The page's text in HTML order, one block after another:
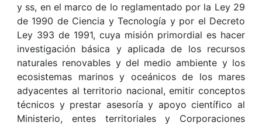
y ss, en el marco de lo reglamentado por la Ley 29
de 1990 de Ciencia y Tecnología y por el Decreto
Ley 393 de 1991, cuya misión primordial es hacer
investigación básica y aplicada de los recursos
naturales renovables y del medio ambiente y los
ecosistemas marinos y oceánicos de los mares
adyacentes al territorio nacional, emitir conceptos
técnicos y prestar asesoría y apoyo científico al
Ministerio, entes territoriales y Corporaciones